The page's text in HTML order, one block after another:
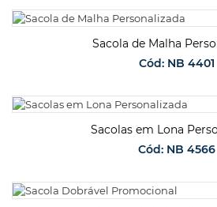
SOLICITAR
Sacola de Malha
Cód: NB 4401
SOLICITAR
Sacolas em Lona
Cód: NB 4566
SOLICITAR